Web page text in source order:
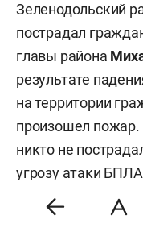
Зеленодольский
пострадал
главы района
результате
на территории
произошел пожар.
никто не
угрозу атаки
беспилотной
протяжении 8,5